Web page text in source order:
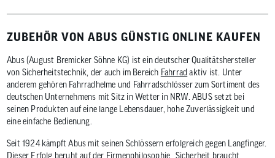
ZUBEHÖR VON ABUS GÜNSTIG ONLINE KAUFEN
Abus (August Bremicker Söhne KG) ist ein deutscher Qualitätshersteller
von Sicherheitstechnik, der auch im Bereich Fahrrad aktiv ist. Unter
anderem gehören Fahrradhelme und Fahrradschlösser zum Sortiment des
deutschen Unternehmens mit Sitz in Wetter in NRW. ABUS setzt bei
seinen Produkten auf eine lange Lebensdauer, hohe Zuverlässigkeit und
eine einfache Bedienung.
Seit 1924 kämpft Abus mit seinen Schlössern erfolgreich gegen Langfinger.
Dieser Erfolg beruht auf der Firmenphilosophie „Sicherheit braucht